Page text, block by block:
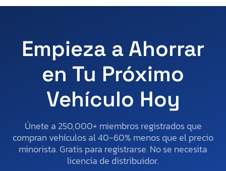
Empieza a Ahorrar
en Tu Próximo
Vehículo Hoy
Únete a 250,000+ miembros registrados que
compran vehículos al 40-60% menos que el precio
minorista. Gratis para registrarse. No se necesita
licencia de distribuidor.